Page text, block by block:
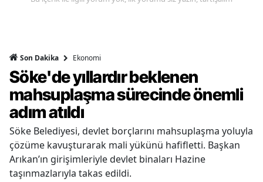
Son Dakika Ekonomi
Söke'de yıllardır beklenen
mahsuplaşma sürecinde önemli
adım atıldı
Söke Belediyesi, devlet borçlarını mahsuplaşma yoluyla
çözüme kavuşturarak mali yükünü hafifletti. Başkan
Arıkan’ın girişimleriyle devlet binaları Hazine
taşınmazlarıyla takas edildi.